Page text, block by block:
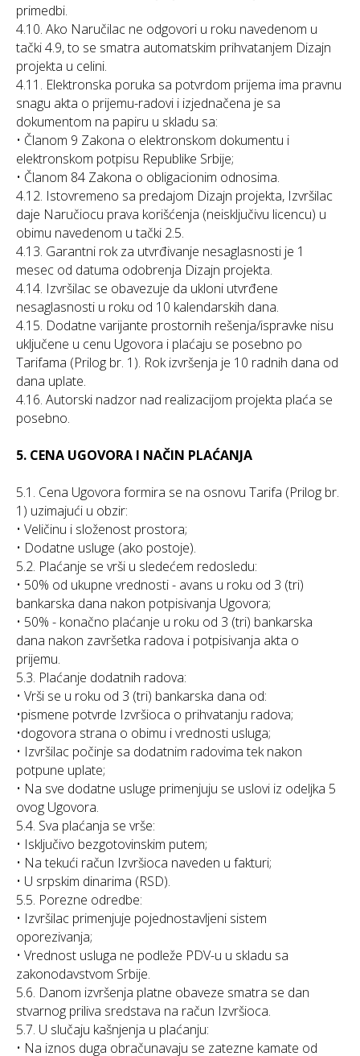
primedbi.
4.10. Ako Naručilac ne odgovori u roku navedenom u
tački 4.9, to se smatra automatskim prihvatanjem Dizajn
projekta u celini.
4.11. Elektronska poruka sa potvrdom prijema ima pravnu
snagu akta o prijemu-radovi i izjednačena je sa
dokumentom na papiru u skladu sa:
• Članom 9 Zakona o elektronskom dokumentu i
elektronskom potpisu Republike Srbije;
• Članom 84 Zakona o obligacionim odnosima.
4.12. Istovremeno sa predajom Dizajn projekta, Izvršilac
daje Naručiocu prava korišćenja (neisključivu licencu) u
obimu navedenom u tački 2.5.
4.13. Garantni rok za utvrđivanje nesaglasnosti je 1
mesec od datuma odobrenja Dizajn projekta.
4.14. Izvršilac se obavezuje da ukloni utvrđene
nesaglasnosti u roku od 10 kalendarskih dana.
4.15. Dodatne varijante prostornih rešenja/ispravke nisu
uključene u cenu Ugovora i plaćaju se posebno po
Tarifama (Prilog br. 1). Rok izvršenja je 10 radnih dana od
dana uplate.
4.16. Autorski nadzor nad realizacijom projekta plaća se
posebno.
5. CENA UGOVORA I NAČIN PLAĆANJA
5.1. Cena Ugovora formira se na osnovu Tarifa (Prilog br.
1) uzimajući u obzir:
• Veličinu i složenost prostora;
• Dodatne usluge (ako postoje).
5.2. Plaćanje se vrši u sledećem redosledu:
• 50% od ukupne vrednosti - avans u roku od 3 (tri)
bankarska dana nakon potpisivanja Ugovora;
• 50% - konačno plaćanje u roku od 3 (tri) bankarska
dana nakon završetka radova i potpisivanja akta o
prijemu.
5.3. Plaćanje dodatnih radova:
• Vrši se u roku od 3 (tri) bankarska dana od:
•pismene potvrde Izvršioca o prihvatanju radova;
•dogovora strana o obimu i vrednosti usluga;
• Izvršilac počinje sa dodatnim radovima tek nakon
potpune uplate;
• Na sve dodatne usluge primenjuju se uslovi iz odeljka 5
ovog Ugovora.
5.4. Sva plaćanja se vrše:
• Isključivo bezgotovinskim putem;
• Na tekući račun Izvršioca naveden u fakturi;
• U srpskim dinarima (RSD).
5.5. Porezne odredbe:
• Izvršilac primenjuje pojednostavljeni sistem
oporezivanja;
• Vrednost usluga ne podleže PDV-u u skladu sa
zakonodavstvom Srbije.
5.6. Danom izvršenja platne obaveze smatra se dan
stvarnog priliva sredstava na račun Izvršioca.
5.7. U slučaju kašnjenja u plaćanju:
• Na iznos duga obračunavaju se zatezne kamate od